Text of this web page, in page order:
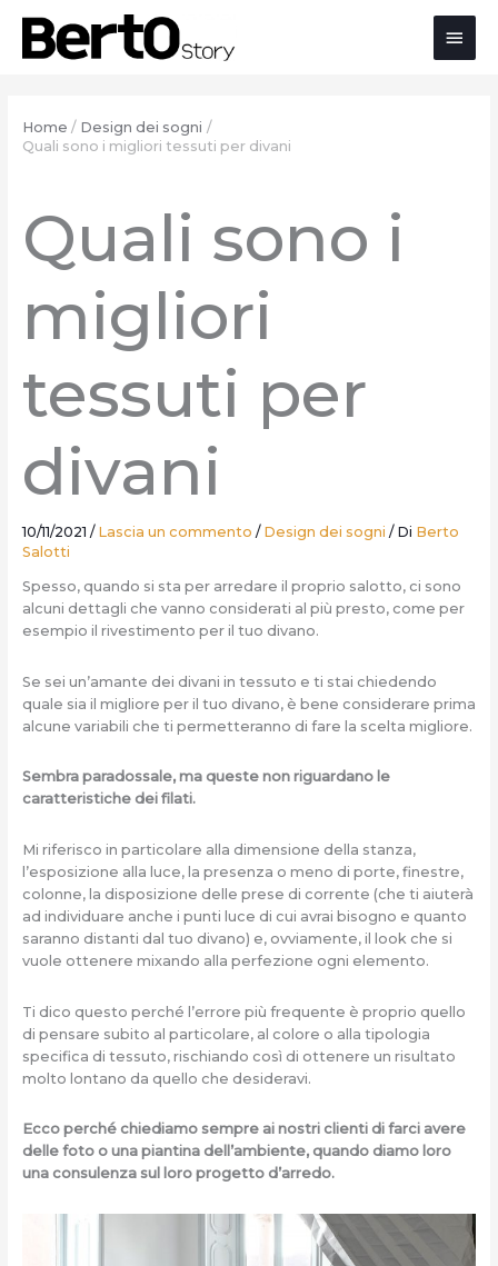
contenuto
navigazione
contenuto
Home
Design dei sogni
Quali sono i migliori tessuti per divani
Quali sono i
migliori
tessuti per
divani
10/11/2021 / Lascia un commento / Design dei sogni / Di Berto
Salotti
Spesso, quando si sta per arredare il proprio salotto, ci sono
alcuni dettagli che vanno considerati al più presto, come per
esempio il rivestimento per il tuo divano.
Se sei un’amante dei divani in tessuto e ti stai chiedendo
quale sia il migliore per il tuo divano, è bene considerare prima
alcune variabili che ti permetteranno di fare la scelta migliore.
Sembra paradossale, ma queste non riguardano le
caratteristiche dei filati.
Mi riferisco in particolare alla dimensione della stanza,
l’esposizione alla luce, la presenza o meno di porte, finestre,
colonne, la disposizione delle prese di corrente (che ti aiuterà
ad individuare anche i punti luce di cui avrai bisogno e quanto
saranno distanti dal tuo divano) e, ovviamente, il look che si
vuole ottenere mixando alla perfezione ogni elemento.
Ti dico questo perché l’errore più frequente è proprio quello
di pensare subito al particolare, al colore o alla tipologia
specifica di tessuto, rischiando così di ottenere un risultato
molto lontano da quello che desideravi.
Ecco perché chiediamo sempre ai nostri clienti di farci avere
delle foto o una piantina dell’ambiente, quando diamo loro
una consulenza sul loro progetto d’arredo.